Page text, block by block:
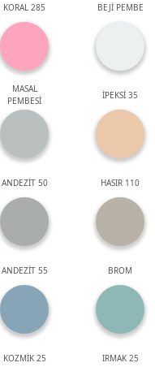
KORAL 285 BEJİ PEMBE
MASAL
PEMBESİ
İPEKSİ 35
ANDEZİT 50 HASIR 110
ANDEZİT 55 BROM
KOZMİK 25 IRMAK 25